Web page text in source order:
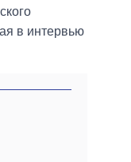
в интервью